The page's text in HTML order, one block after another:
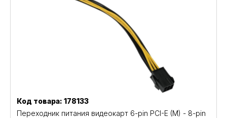
Код товара: 178133
Переходник питания видеокарт 6-pin PCI-E (M) - 8-pin